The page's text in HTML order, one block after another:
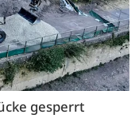
gesperrt